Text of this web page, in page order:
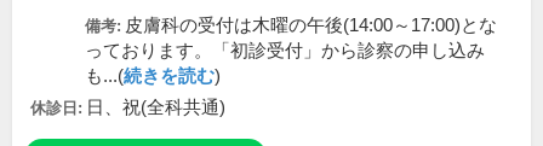
備考: 皮膚科の受付は木曜の午後(14:00～17:00)とな
っております。「初診受付」から診察の申し込み
も...(続きを読む)
休診日: 日、祝(全科共通)